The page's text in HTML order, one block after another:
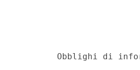
Obblighi di